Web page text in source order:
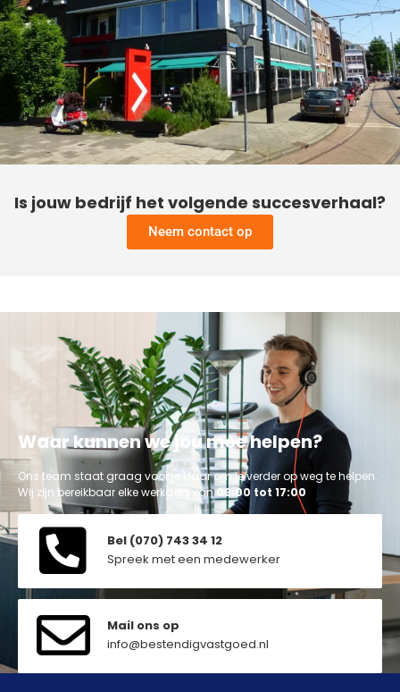
Is jouw bedrijf het volgende succesverhaal?
Neem contact op
Waar kunnen we jou mee helpen?
Ons team staat graag voor je klaar om je verder op weg te helpen.
Wij zijn bereikbaar elke werkdag van09:00 tot 17:00
Bel (070) 743 34 12
Spreek met een medewerker
Mail ons op
info@bestendigvastgoed.nl